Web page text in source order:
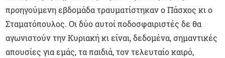
προηγούμενη εβδομάδα τραυματίστηκαν ο Πάσχος κι ο
Σταματόπουλος. Οι δύο αυτοί ποδοσφαιριστές δε θα
αγωνιστούν την Κυριακή κι είναι, δεδομένα, σημαντικές
απουσίες για εμάς, τα παιδιά, τον τελευταίο καιρό,